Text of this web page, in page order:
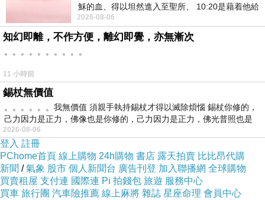
穌的血、得以坦然進入至聖所、 10:20是藉着他給
我們開了一條又新又活的路從幔子經過
2026-08-06
知幻即離，不作方便，離幻即覺，亦無漸次
。。。。。。。。。。
11 小時前
錫杖無價值
。。。。。。我無價值 須親手執持錫杖才得以滅除煩惱 錫杖你修的，
己力因力是正力，佛像也是你修的，己力因力是正力，佛光普照也是
2026-08-06
登入 註冊
PChome首頁 線上購物 24h購物 書店 露天拍賣 比比昂代購
新聞 /氣象 股市 個人新聞台 廣告刊登 加入聯播網 全球購物
買賣租屋 支付連 國際連 Pi 拍錢包 旅遊 服務中心
買車 旅行團 汽車險推薦 線上麻將 雜誌 星座命理 會員中心